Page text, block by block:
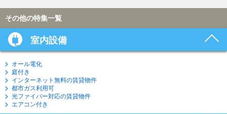
その他の特集一覧
室内設備
オール電化
庭付き
インターネット無料の賃貸物件
都市ガス利用可
光ファイバー対応の賃貸物件
エアコン付き